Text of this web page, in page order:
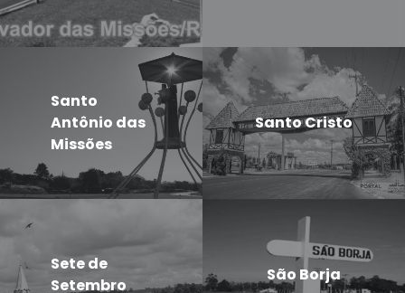
Santo
Antônio das
Missões
Santo Cristo
Sete de
Setembro
São Borja